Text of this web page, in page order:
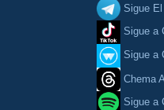
Sigue
Sigue a
Sigue a
Chema
Sigue a